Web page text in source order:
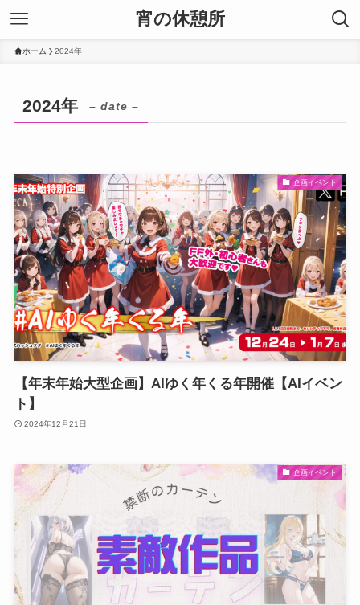
宵の休憩所
ホーム 2024年
2024年 – date –
企画イベント
【年末年始大型企画】AIゆく年くる年開催【AIイベン
ト】
2024年12月21日
企画イベント